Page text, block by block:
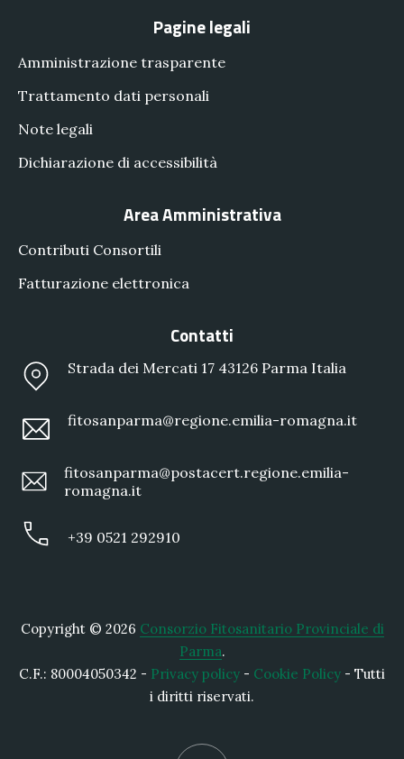
Pagine legali
Amministrazione trasparente
Trattamento dati personali
Note legali
Dichiarazione di accessibilità
Area Amministrativa
Contributi Consortili
Fatturazione elettronica
Contatti
Strada dei Mercati 17 43126 Parma Italia
fitosanparma@regione.emilia-romagna.it
fitosanparma@postacert.regione.emilia-
romagna.it
+39 0521 292910
Copyright © 2026 Consorzio Fitosanitario Provinciale di
Parma.
C.F.: 80004050342 - Privacy policy - Cookie Policy - Tutti
i diritti riservati.